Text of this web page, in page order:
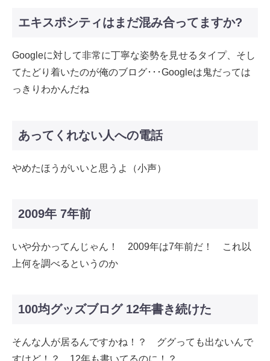
エキスポシティはまだ混み合ってますか?
Googleに対して非常に丁寧な姿勢を見せるタイプ、そし
てたどり着いたのが俺のブログ･･･Googleは鬼だっては
っきりわかんだね
あってくれない人への電話
やめたほうがいいと思うよ（小声）
2009年 7年前
いや分かってんじゃん！ 2009年は7年前だ！ これ以
上何を調べるというのか
100均グッズブログ 12年書き続けた
そんな人が居るんですかね！？ ググっても出ないんで